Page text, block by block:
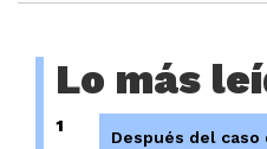
Lo más
1
Después del